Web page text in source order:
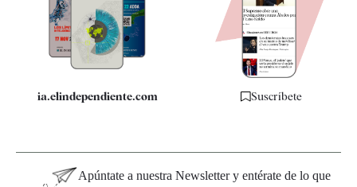
Quiénes somos
Especificaciones
ia.elindependiente.com Suscríbete
Apúntate a nuestra Newsletter y entérate de lo que